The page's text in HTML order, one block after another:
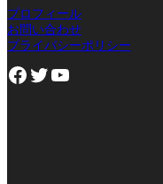
プロフィール
お問い合わせ
プライバシーポリシー
Facebook Twitter YouTube